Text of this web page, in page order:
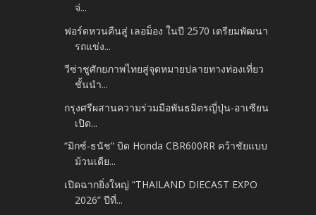
จ่...
ฟอร์ดหวนคืนสู่ เลอม็อง ในปี 2570 เตรียมพัฒนา
รถแข่ง...
วีซ่าชูศักยภาพไทยสู่จุดหมายปลายทางท่องเที่ยว
ชั้นนำ...
กรุงศรีผสานความร่วมมือพันธมิตรญี่ปุ่น-อาเซียน
เปิด...
“มิกซ์-ธนัช“ บิด Honda CBR600RR คว้าชัยแบบ
ม้วนเดีย...
เปิดฉากยิ่งใหญ่ “THAILAND DIECAST EXPO
2026” ปีที่...